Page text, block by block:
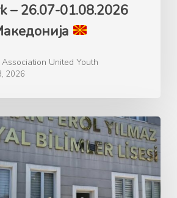
– 26.07-01.08.2026
Association United Youth
2026